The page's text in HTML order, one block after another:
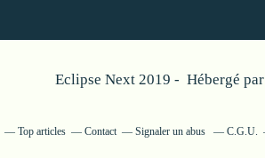
Eclipse Next 2019 - Hébergé par
Top articles Contact Signaler un abus C.G.U.